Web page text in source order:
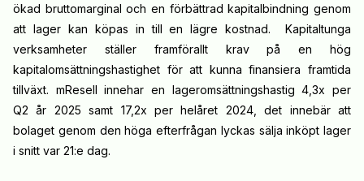
ökad bruttomarginal och en förbättrad kapitalbindning genom
att lager kan köpas in till en lägre kostnad. Kapitaltunga
verksamheter ställer framförallt krav på en hög
kapitalomsättningshastighet för att kunna finansiera framtida
tillväxt. mResell innehar en lageromsättningshastig 4,3x per
Q2 år 2025 samt 17,2x per helåret 2024, det innebär att
bolaget genom den höga efterfrågan lyckas sälja inköpt lager
i snitt var 21:e dag.